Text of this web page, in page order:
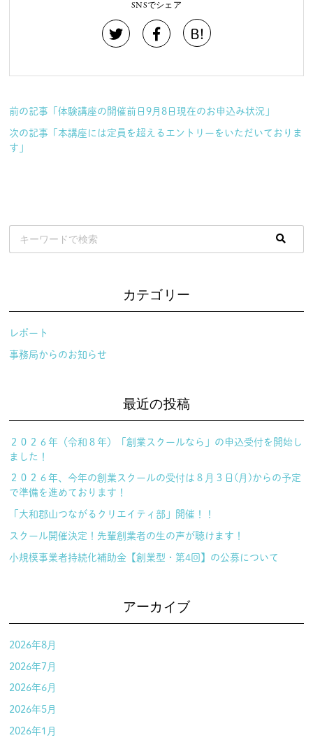
SNSでシェア
B!
前の記事「体験講座の開催前日9月8日現在のお申込み状況」
次の記事「本講座には定員を超えるエントリーをいただいておりま
す」
カテゴリー
レポート
事務局からのお知らせ
最近の投稿
２０２６年（令和８年）「創業スクールなら」の申込受付を開始し
ました！
２０２６年、今年の創業スクールの受付は８月３日(月)からの予定
で準備を進めております！
「大和郡山つながるクリエイティ部」開催！！
スクール開催決定！先輩創業者の生の声が聴けます！
小規模事業者持続化補助金【創業型・第4回】の公募について
アーカイブ
2026年8月
2026年7月
2026年6月
2026年5月
2026年1月